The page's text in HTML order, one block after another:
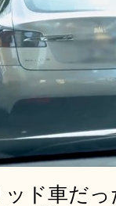
ド車だ